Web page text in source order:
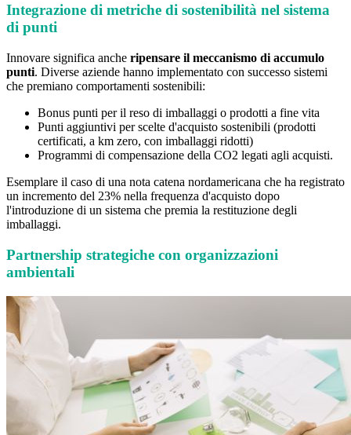
Integrazione di metriche di sostenibilità nel sistema
di punti
Innovare significa anche ripensare il meccanismo di accumulo
punti. Diverse aziende hanno implementato con successo sistemi
che premiano comportamenti sostenibili:
Bonus punti per il reso di imballaggi o prodotti a fine vita
Punti aggiuntivi per scelte d'acquisto sostenibili (prodotti
certificati, a km zero, con imballaggi ridotti)
Programmi di compensazione della CO2 legati agli acquisti.
Esemplare il caso di una nota catena nordamericana che ha registrato
un incremento del 23% nella frequenza d'acquisto dopo
l'introduzione di un sistema che premia la restituzione degli
imballaggi.
Partnership strategiche con organizzazioni
ambientali